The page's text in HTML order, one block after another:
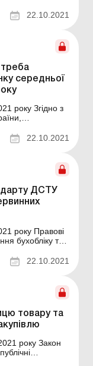
культури набули
творчої
22.10.2021
середньої
року Згідно з
питання
(далі –
22.10.2021
ДСТУ
року Правові
бухобліку та
облік та
№ 996).
22.10.2021
товару та
року Закон